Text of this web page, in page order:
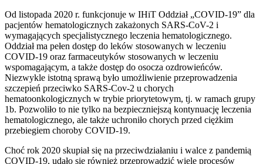
Od listopada 2020 r. funkcjonuje w IHiT Oddział „COVID-19” dla
pacjentów hematologicznych zakażonych SARS-CoV-2 i
wymagających specjalistycznego leczenia hematologicznego.
Oddział ma pełen dostęp do leków stosowanych w leczeniu
COVID-19 oraz farmaceutyków stosowanych w leczeniu
wspomagającym, a także dostęp do osocza ozdrowieńców.
Niezwykle istotną sprawą było umożliwienie przeprowadzenia
szczepień przeciwko SARS-Cov-2 u chorych
hematoonkologicznych w trybie priorytetowym, tj. w ramach grupy
1b. Pozwoliło to nie tylko na bezpieczniejszą kontynuację leczenia
hematologicznego, ale także uchroniło chorych przed ciężkim
przebiegiem choroby COVID-19.
Choć rok 2020 skupiał się na przeciwdziałaniu i walce z pandemią
COVID-19, udało się również przeprowadzić wiele procesów